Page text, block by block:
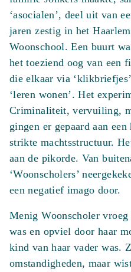
‘asocialen’, deel uit van
jaren zestig in het
Woonschool. Een buurt
het toeziend oog van een
die elkaar via
‘leren wonen’. Het
Criminaliteit, vervuiling,
gingen er gepaard aan
strikte machtsstructuur.
aan de pikorde. Van
‘Woonscholers’
een negatief imago door.
Menig Woonscholer
was en opviel door haar
kind van haar vader was.
omstandigheden, maar